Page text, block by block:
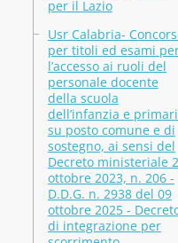
per il Lazio
Usr Calabria-
per titoli ed esami
l’accesso ai ruoli del
personale docente
della scuola
dell’infanzia e
su posto comune e di
sostegno, ai sensi del
Decreto ministeriale
ottobre 2023, n. 206 -
D.D.G. n. 2938 del 09
ottobre 2025 -
di integrazione per